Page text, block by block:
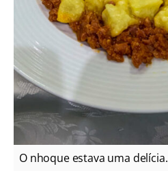
O nhoque estava uma delícia.